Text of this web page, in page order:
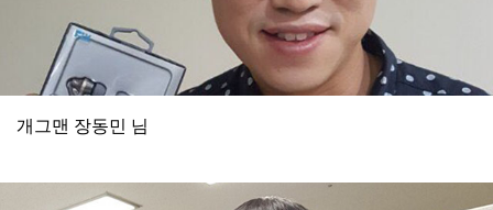
개그맨 장동민 님